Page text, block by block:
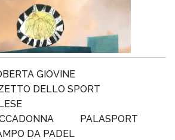
GIOVINE
DELLO SPORT
PALASPORT
DA PADEL